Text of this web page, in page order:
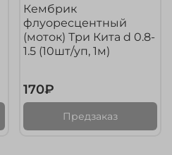
Кембрик
флуоресцентный
(моток) Три Кита d 0.8-
1.5 (10шт/уп, 1м)
170₽
Предзаказ